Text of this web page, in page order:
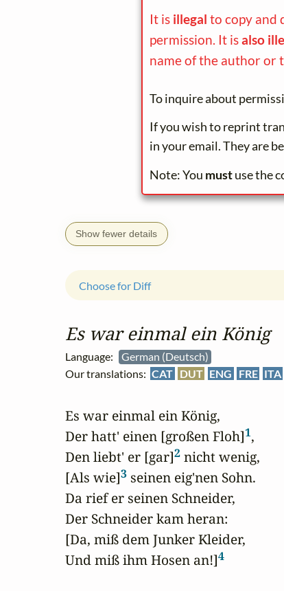
It is illegal to copy
permission. It isalso
name of the author or
To inquire about
If you wish to reprint
in your email. They are
Note: You mustuse the
Show fewer details
Es war einmal ein König
Language:
German (Deutsch)
Our translations: CAT DUT ENG FRE ITA
Choose for Diff
Es war einmal ein König,
Der hatt' einen [großen Floh]1,
Den liebt' er [gar]2 nicht wenig,
[Als wie]3 seinen eig'nen Sohn.
Da rief er seinen Schneider,
Der Schneider kam heran:
[Da, miß dem Junker Kleider,
Und miß ihm Hosen an!]4